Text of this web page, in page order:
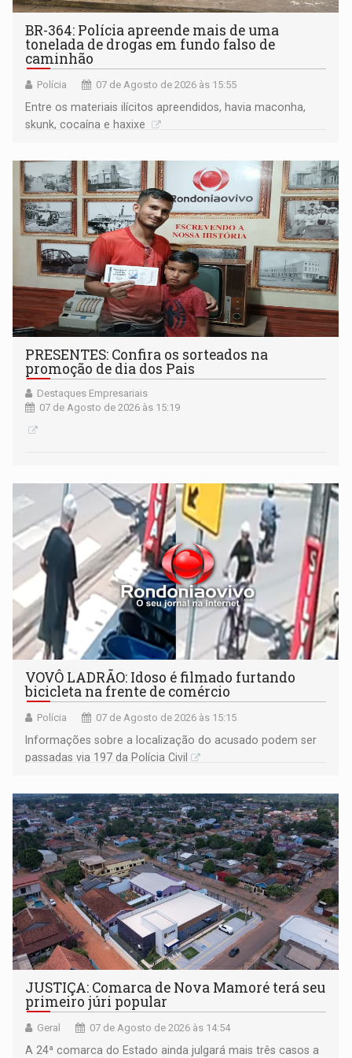
BR-364: Polícia apreende mais de uma
tonelada de drogas em fundo falso de
caminhão
Polícia 07 de Agosto de 2026 às 15:55
Entre os materiais ilícitos apreendidos, havia maconha,
skunk, cocaína e haxixe
PRESENTES: Confira os sorteados na
promoção de dia dos Pais
Destaques Empresariais
07 de Agosto de 2026 às 15:19
VOVÔ LADRÃO: Idoso é filmado furtando
bicicleta na frente de comércio
Polícia 07 de Agosto de 2026 às 15:15
Informações sobre a localização do acusado podem ser
passadas via 197 da Polícia Civil
JUSTIÇA: Comarca de Nova Mamoré terá seu
primeiro júri popular
Geral 07 de Agosto de 2026 às 14:54
A 24ª comarca do Estado ainda julgará mais três casos a